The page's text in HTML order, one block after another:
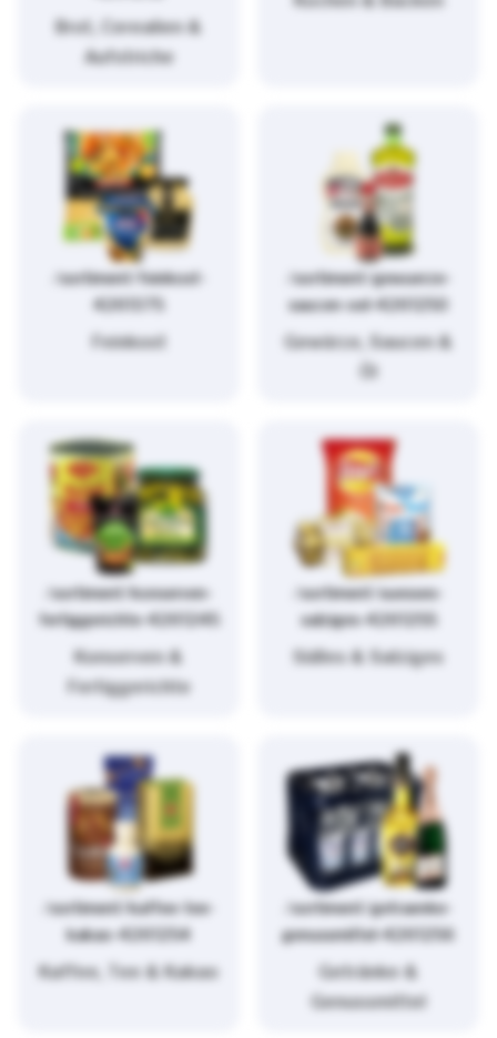
Brot, Cerealien &
Aufstriche
/sortiment/feinkost-
4261375
Feinkost
/sortiment/gewuerze-
saucen-oel-4261250
Gewürze, Saucen &
Öl
/sortiment/konserven-
fertiggerichte-4261245
Konserven &
Fertiggerichte
/sortiment/suesses-
salziges-4261255
Süßes & Salziges
/sortiment/kaffee-tee-
kakao-4261254
Kaffee, Tee & Kakao
/sortiment/getraenke-
genussmittel-4261256
Getränke &
Genussmittel